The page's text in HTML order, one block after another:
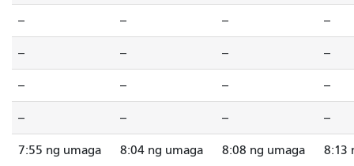
-- -- -- --
-- -- -- --
-- -- -- --
-- -- -- --
7:55 ng umaga 8:04 ng umaga 8:08 ng umaga 8:13